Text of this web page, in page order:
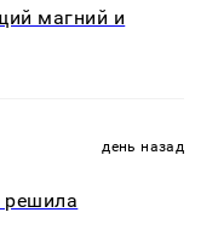
магний и
день назад
решила